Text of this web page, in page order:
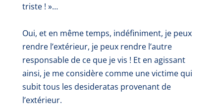
triste ! »…
Oui, et en même temps, indéfiniment, je peux
rendre l’extérieur, je peux rendre l’autre
responsable de ce que je vis ! Et en agissant
ainsi, je me considère comme une victime qui
subit tous les desideratas provenant de
l’extérieur.